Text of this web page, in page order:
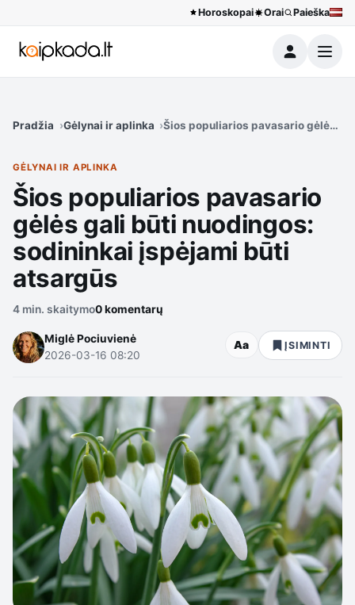
Horoskopai Orai Paieška
Meniu
Pradžia Gėlynai ir aplinka Šios populiarios pavasario gėlės
GĖLYNAI IR APLINKA
Šios populiarios pavasario
gėlės gali būti nuodingos:
sodininkai įspėjami būti
atsargūs
4 min. skaitymo0 komentarų
Miglė Pociuvienė
2026-03-16 08:20
Aa ĮSIMINTI